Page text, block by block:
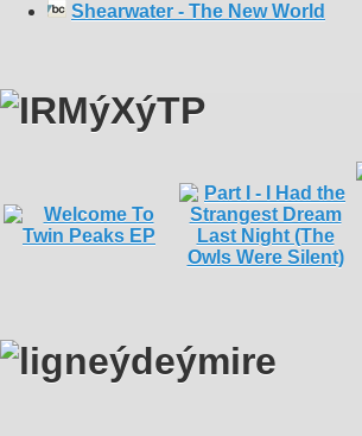
Shearwater - The New World